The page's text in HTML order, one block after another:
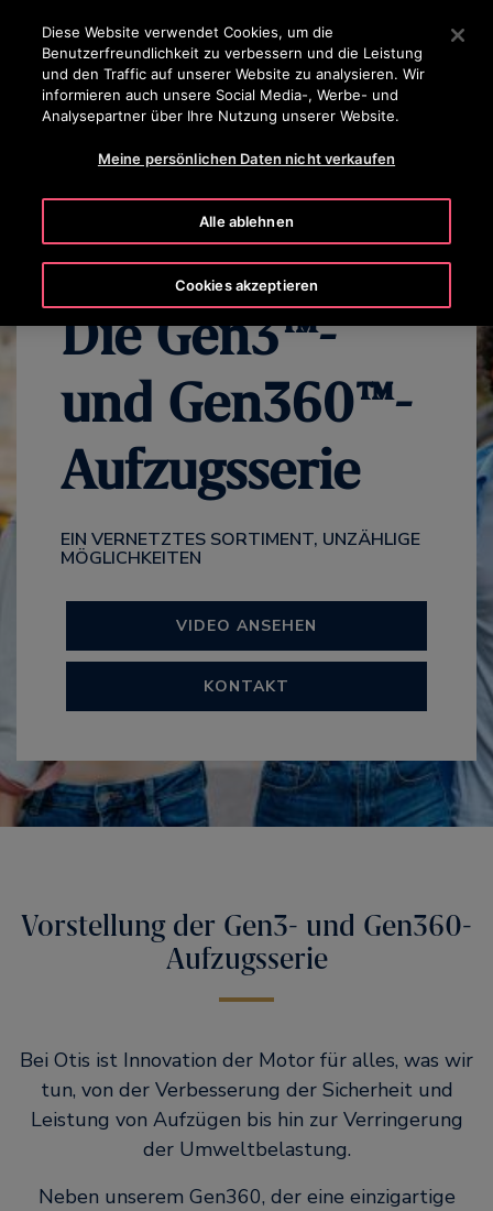
Drücken Sie die Eingabetaste, um zum Hauptinhalt zu
SUCHEN
Die Gen3™-
und Gen360™-
Aufzugsserie
EIN VERNETZTES SORTIMENT, UNZÄHLIGE
MÖGLICHKEITEN
VIDEO ANSEHEN
KONTAKT
Vorstellung der Gen3- und Gen360-
Aufzugsserie
Bei Otis ist Innovation der Motor für alles, was wir
tun, von der Verbesserung der Sicherheit und
Leistung von Aufzügen bis hin zur Verringerung
der Umweltbelastung.
Neben unserem Gen360, der eine einzigartige
Diese Website verwendet Cookies, um die
Benutzerfreundlichkeit zu verbessern und die Leistung
und den Traffic auf unserer Website zu analysieren. Wir
informieren auch unsere Social Media-, Werbe- und
Analysepartner über Ihre Nutzung unserer Website.
Meine persönlichen Daten nicht verkaufen
Alle ablehnen
Cookies akzeptieren